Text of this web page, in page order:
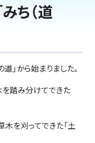
ち（道
道」から始まりました。
を踏み分けてできた
を刈ってできた「土